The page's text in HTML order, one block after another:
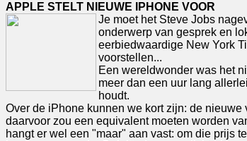
APPLE STELT NIEUWE IPHONE VOOR
Je moet het Steve Jobs
onderwerp van gesprek en
eerbiedwaardige New York
voorstellen...
Een wereldwonder was het
meer dan een uur lang
houdt.
Over de iPhone kunnen we kort zijn: de
daarvoor zou een equivalent moeten worden
hangt er wel een "maar" aan vast: om die prijs